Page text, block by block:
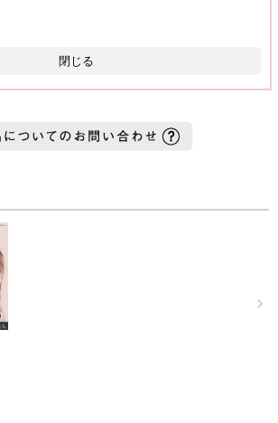
閉じる